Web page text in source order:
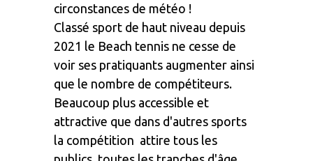
circonstances de météo !
Classé sport de haut niveau depuis
2021 le Beach tennis ne cesse de
voir ses pratiquants augmenter ainsi
que le nombre de compétiteurs.
Beaucoup plus accessible et
attractive que dans d'autres sports
la compétition attire tous les